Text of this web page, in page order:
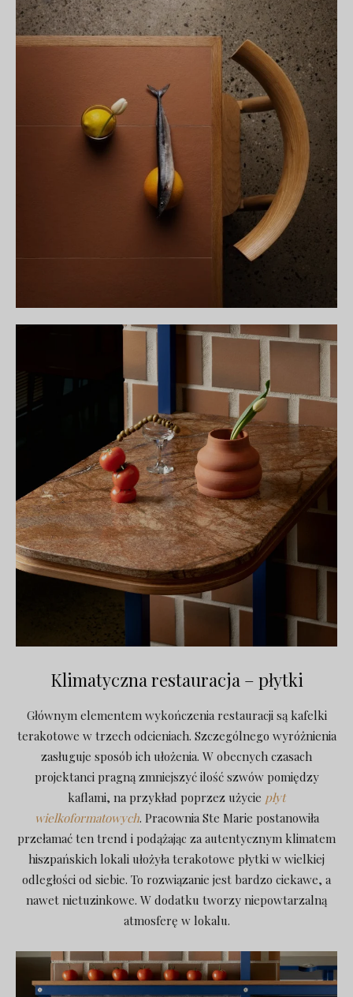
Klimatyczna restauracja – płytki
Głównym elementem wykończenia restauracji są kafelki
terakotowe w trzech odcieniach. Szczególnego wyróżnienia
zasługuje sposób ich ułożenia. W obecnych czasach
projektanci pragną zmniejszyć ilość szwów pomiędzy
kaflami, na przykład poprzez użycie płyt
wielkoformatowych. Pracownia Ste Marie postanowiła
przełamać ten trend i podążając za autentycznym klimatem
hiszpańskich lokali ułożyła terakotowe płytki w wielkiej
odległości od siebie. To rozwiązanie jest bardzo ciekawe, a
nawet nietuzinkowe. W dodatku tworzy niepowtarzalną
atmosferę w lokalu.